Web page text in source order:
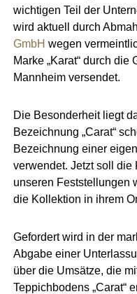
wichtigen Teil der
wird aktuell durch
GmbH wegen
Marke „Karat“ durch
Mannheim versendet.
Die Besonderheit liegt
Bezeichnung „Carat“
Bezeichnung einer
verwendet. Jetzt soll
unseren Feststellungen
die Kollektion in ihrem
Gefordert wird in der
Abgabe einer
über die Umsätze, die
Teppichbodens „Carat“